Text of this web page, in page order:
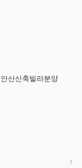
안산신축빌라분양